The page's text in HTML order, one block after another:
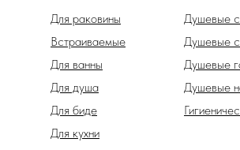
Душевые
Душевые
Душевые
Встраиваемые
Для биде
Для ванны
Для душа
Для раковины
Для кухни
Душевые